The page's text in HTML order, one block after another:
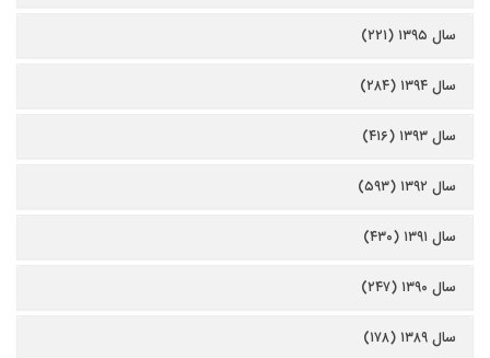
سال ۱۳۹۵ (۲۲۱)
سال ۱۳۹۴ (۲۸۴)
سال ۱۳۹۳ (۴۱۶)
سال ۱۳۹۲ (۵۹۳)
سال ۱۳۹۱ (۴۳۰)
سال ۱۳۹۰ (۲۴۷)
سال ۱۳۸۹ (۱۷۸)